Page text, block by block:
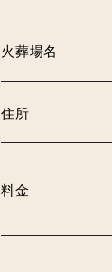
火葬場名
住所
料金